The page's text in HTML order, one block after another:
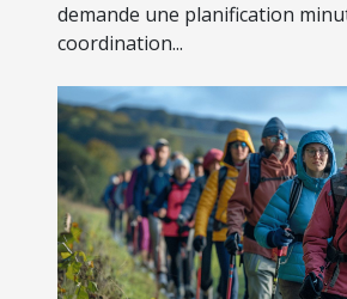
demande une planification
coordination...